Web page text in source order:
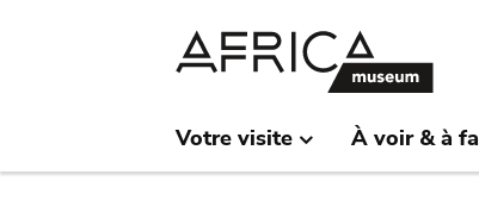
Votre visite À voir & à